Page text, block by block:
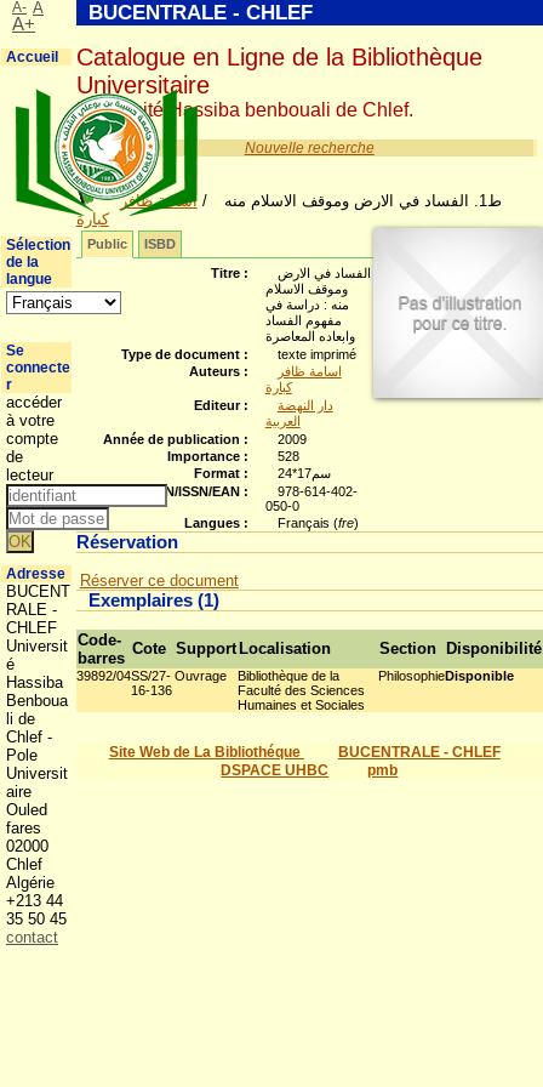
Nouvelle recherche
ط1. الفساد في الارض وموقف الاسلام منه /اسامة ظافر
كبارة
Public
ISBD
Titre :
الفساد في الارض
وموقف الاسلام
منه : دراسة في
مفهوم الفساد
وابعاده المعاصرة
Type de document :
texte imprimé
Auteurs :
اسامة ظافر
كبارة
Editeur :
دار النهضة
العربية
Année de publication :
2009
Importance :
528
Format :
24*17سم
ISBN/ISSN/EAN :
978-614-402-
050-0
Langues :
Français (fre)
Réservation
Réserver ce document
Exemplaires (1)
Code-
barres
Cote Support Localisation Section Disponibilité
39892/04SS/27-
16-136
Ouvrage
Bibliothèque de la
Faculté des Sciences
Humaines et Sociales
PhilosophieDisponible
Site Web de La Bibliothéque
BUCENTRALE - CHLEF
DSPACE UHBC
pmb
BUCENTRALE - CHLEF
Catalogue en Ligne de la Bibliothèque
Universitaire
Université Hassiba benbouali de Chlef.
A- A
A+
Accueil
Sélection
de la
langue
Se
connecte
r
accéder
à votre
compte
de
lecteur
Adresse
BUCENT
RALE -
CHLEF
Universit
é
Hassiba
Benboua
li de
Chlef -
Pole
Universit
aire
Ouled
fares
02000
Chlef
Algérie
+213 44
35 50 45
contact